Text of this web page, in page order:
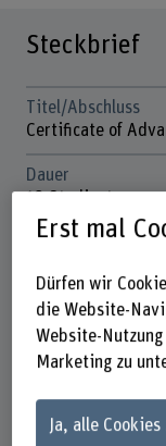
Steckbrief
Titel/Abschluss
Certificate of
Dauer
18 Studientage
Unterrichtstage
Anmeldefrist
jeweils 2 Monate
Anzahl ECTS
12 ECTS-Credits
Erst mal
Dürfen wir
die Website-
Website-
Marketing zu
Ja, alle Cookies